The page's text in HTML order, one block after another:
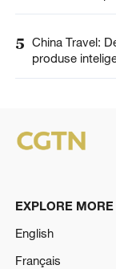
5 China Travel:
produse
EXPLORE MORE
English
Français